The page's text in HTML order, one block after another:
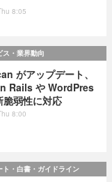
8:05
ス・業界動向
がアップデート、
Rails や WordPres
脆弱性に対応
8:00
ト・白書・ガイドライン